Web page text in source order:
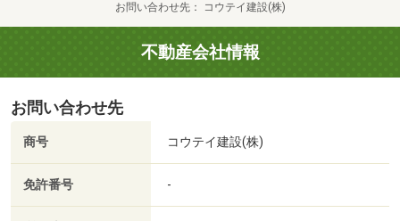
お問い合わせ先 コウテイ建設(株)
不動産会社情報
お問い合わせ先
商号 コウテイ建設(株)
免許番号 -